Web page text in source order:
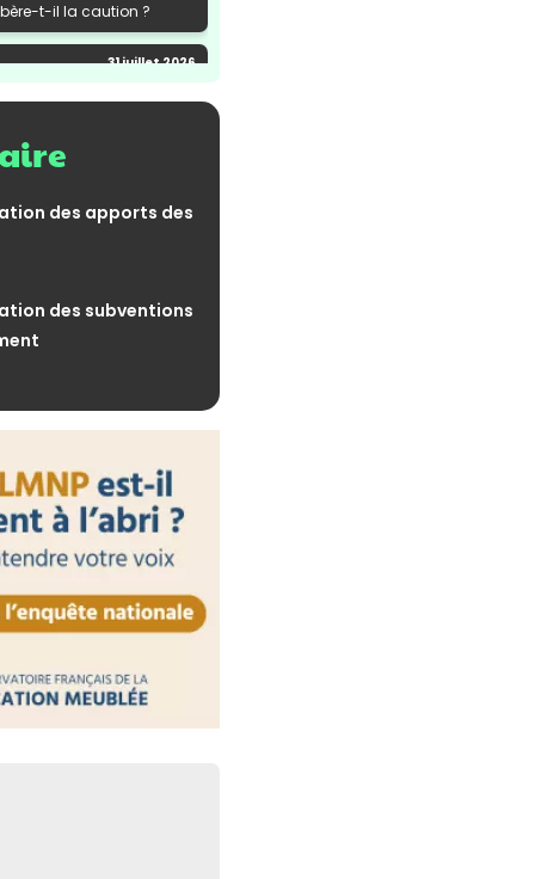
t-il la caution ?
31 juillet 2026
de marchandises : une
30 juillet 2026
elles leur destinataire ?
30 juillet 2026
par l’IA : la
programme
30 juillet 2026
: des obligations
30 juillet 2026
: les plateformes
des apports des
des subventions